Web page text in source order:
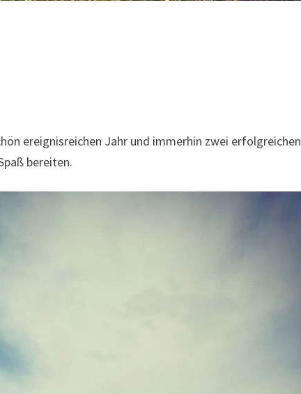
ereignisreichen Jahr und immerhin zwei erfolgreichen
bereiten.